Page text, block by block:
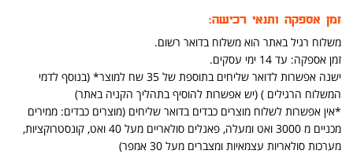
זמן אספקה ותנאי רכישה:
משלוח רגיל באתר הוא משלוח בדואר רשום.
זמן אספקה: עד 14 ימי עסקים.
ישנה אפשרות לדואר שליחים בתוספת של 35 שח למוצר* (בנוסף לדמי
המשלוח הרגילים ) (יש אפשרות להוסיף בתהליך הקניה באתר)
*אין אפשרות לשלוח מוצרים כבדים בדואר שליחים (מוצרים כבדים: ממירים
מכניים מ 3000 ואט ומעלה, פאנלים סולאריים מעל 40 ואט, קונסטרוקציות,
מערכות סולאריות עצמאיות ומצברים מעל 30 אמפר)